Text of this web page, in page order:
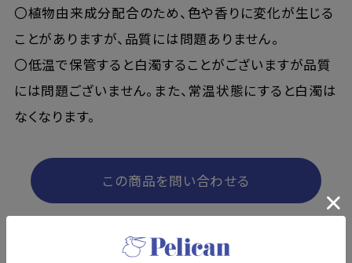
〇植物由来成分配合のため、色や香りに変化が生じる
ことがありますが、品質には問題ありません。
〇低温で保管すると白濁することがございますが品質
には問題ございません。また、常温状態にすると白濁は
なくなります。
この商品を問い合わせる